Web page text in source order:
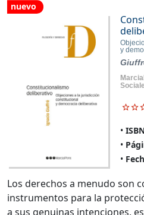
nuevo
y
Los derechos a menudo son
instrumentos para la
a sus genuinas intenciones,